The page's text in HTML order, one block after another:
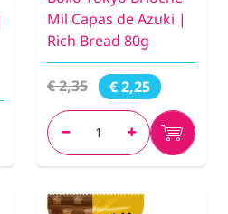
Mil Capas de Azuki |
Rich Bread 80g
€ 2,35 € 2,25